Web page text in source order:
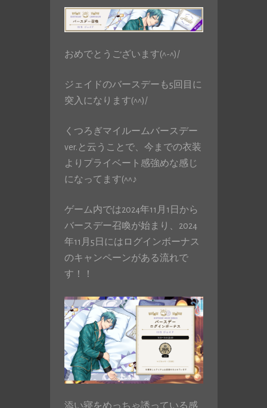
おめでとうございます(^-^)/
ジェイドのバースデーも5回目に
突入になります(^^)/
くつろぎマイルームバースデー
ver.と云うことで、今までの衣装
よりプライベート感強めな感じ
になってます(^^♪
ゲーム内では2024年11月1日から
バースデー召喚が始まり、2024
年11月5日にはログインボーナス
のキャンペーンがある流れで
す！！
添い寝をめっちゃ誘っている感